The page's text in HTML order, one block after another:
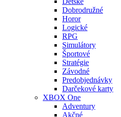
Dobrodružné
Horor
Logické
RPG
Simulátory
Športové
Stratégie
Závodné
Predobjednávky
Darčekové karty
XBOX One
Adventury
Akčné